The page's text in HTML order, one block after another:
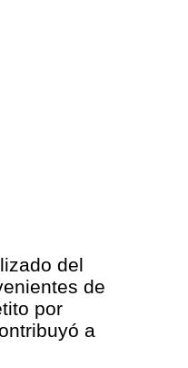
del
de
por
a